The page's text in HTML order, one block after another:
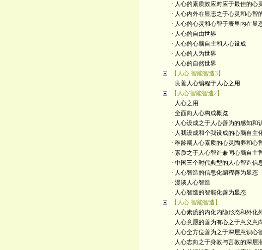
· 人心的素质效应对应于最佳的心
· 人心内外在显态之于心灵和心智
· 人心的心灵和心智于表里内在显
· 人心的自由世界
· 人心的心脑自主和人心设成
· 人心的人为世界
· 人心的自然世界
【人心·智能智造3】
· 良善人心编程于人心之用
【人心'智能智造2】
· 人心之用
· 全面向人心构成概览
· 人心设成之于人心善为的感知和
· 人我设成和个我设成的心脑自主
· 稚龄期人心素质的心灵陶养和心
· 素质之于人心智造兼同心脑自主
· 中国三个时代典型的人心智造信
· 人心智造的信息化编程善为显态
· 漫谈人心智造
· 人心智造的智能化善为显态
【人心·智能智造】
· 人心素质的内化内隐形态和外化
· 人心意愿的善为有心之于意义意
· 人心全方位善为之于深层意识心
· 人心志向之于身教与言教的深层